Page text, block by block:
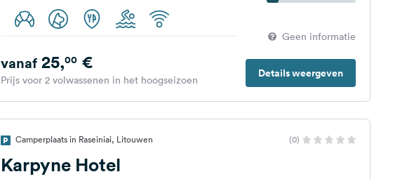
Geen informatie
Details weergeven
vanaf25,00€
Prijs voor 2 volwassenen in het hoogseizoen
Camperplaats in Raseiniai, Litouwen (0)
Karpyne Hotel